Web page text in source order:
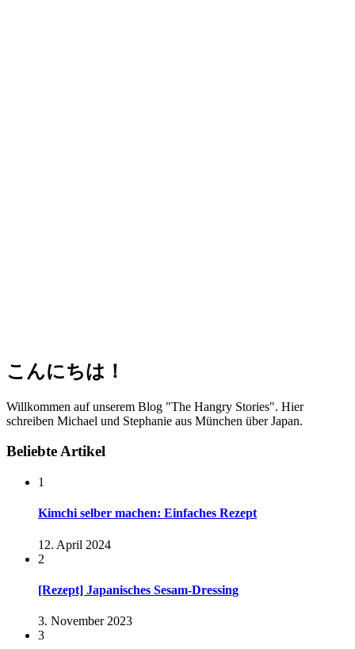
こんにちは！
Willkommen auf unserem Blog "The Hangry Stories". Hier
schreiben Michael und Stephanie aus München über Japan.
Beliebte Artikel
1
Kimchi selber machen: Einfaches Rezept
12. April 2024
2
[Rezept] Japanisches Sesam-Dressing
3. November 2023
3